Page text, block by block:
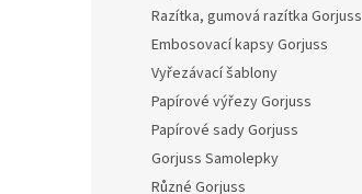
Razítka, gumová razítka Gorjuss
Embosovací kapsy Gorjuss
Vyřezávací šablony
Papírové výřezy Gorjuss
Papírové sady Gorjuss
Gorjuss Samolepky
Různé Gorjuss